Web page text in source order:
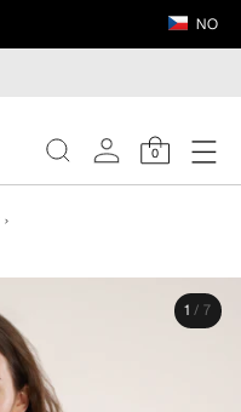
NO
0
1 / 7